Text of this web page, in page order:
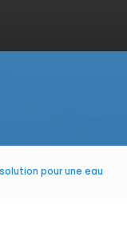
pour une eau